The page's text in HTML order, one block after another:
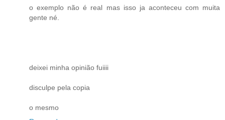
o exemplo não é real mas isso ja aconteceu com muita
gente né.
deixei minha opinião fuiiii
disculpe pela copia
o mesmo